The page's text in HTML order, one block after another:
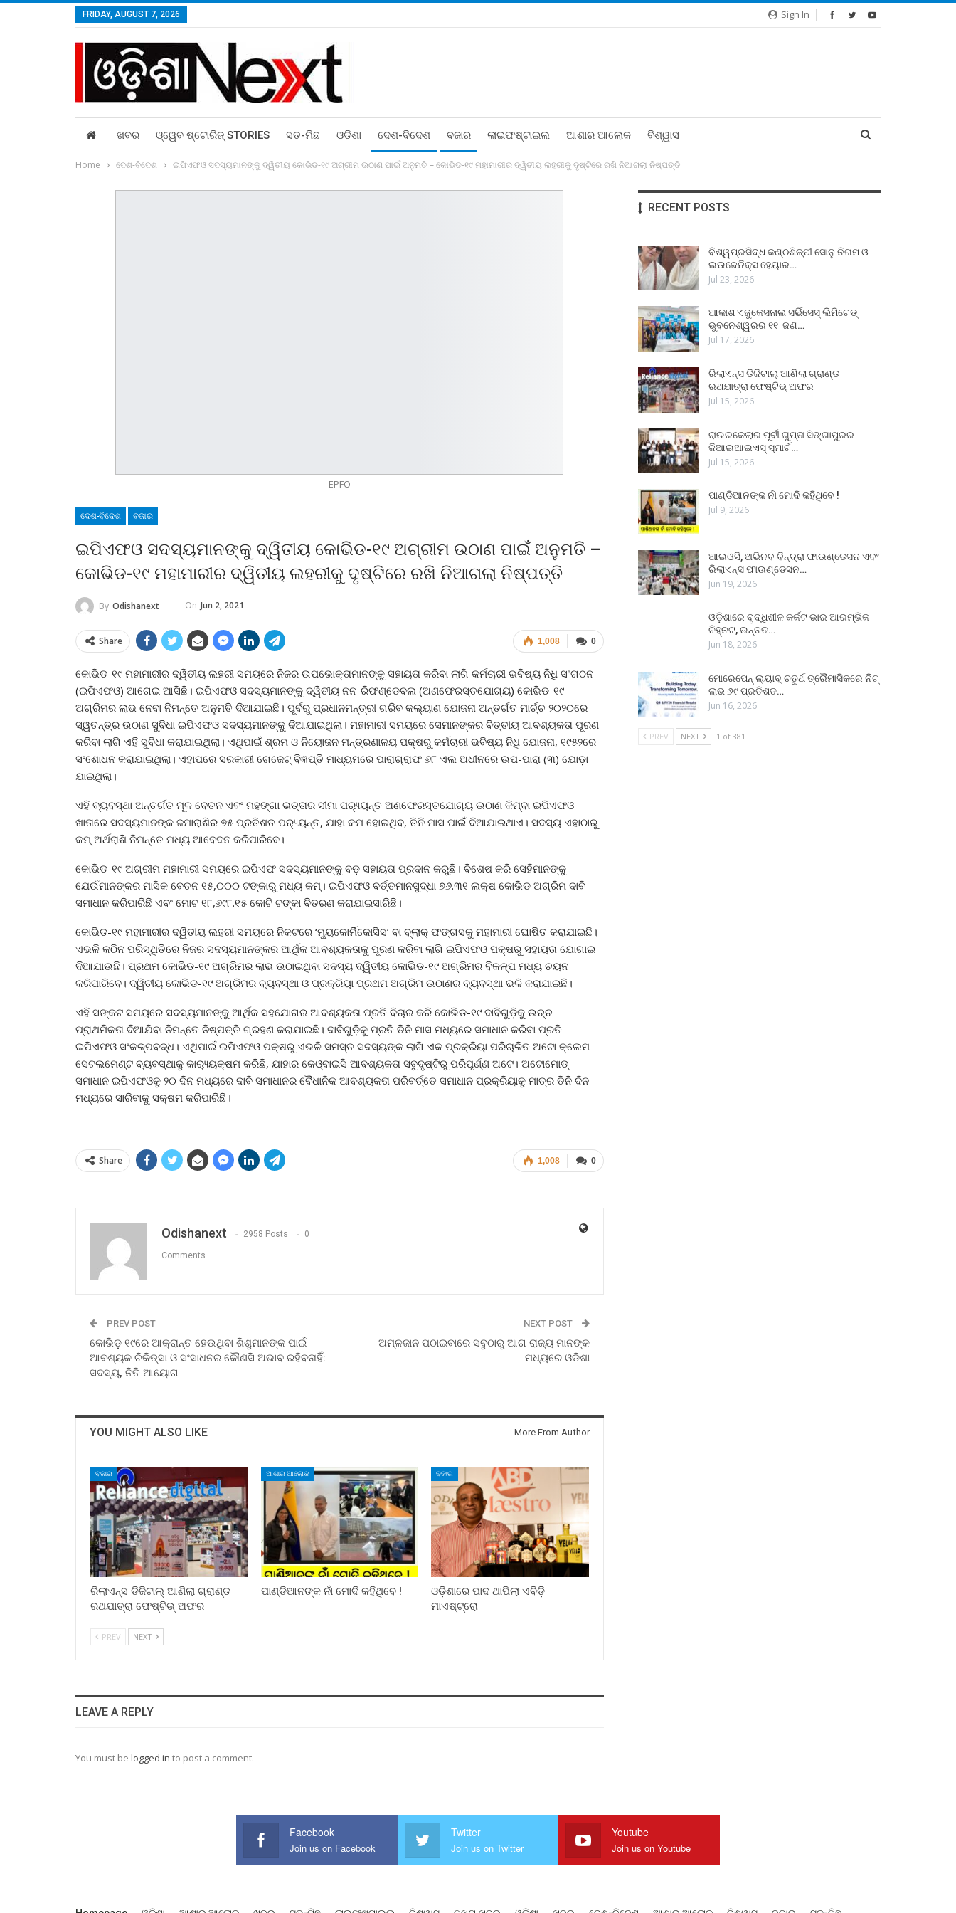
Sign In
FRIDAY, AUGUST 7, 2026
ଖବର ଓ୍ୱେବ ଷ୍ଟୋରିଜ୍‌ STORIES ସତ-ମିଛ ଓଡିଶା ଦେଶ-ବିଦେଶ ବଜାର ଲାଇଫଷ୍ଟାଇଲ ଆଶାର ଆଲୋକ ବିଶ୍ୱାସ
Home ଦେଶ-ବିଦେଶ ଇପିଏଫଓ ସଦସ୍ୟମାନଙ୍କୁ ଦ୍ୱିତୀୟ କୋଭିଡ-୧୯ ଅଗ୍ରୀମ ଉଠାଣ ପାଇଁ ଅନୁମତି – କୋଭିଡ-୧୯ ମହାମାରୀର ଦ୍ୱିତୀୟ ଲହରୀକୁ ଦୃଷ୍ଟିରେ ରଖି ନିଆଗଲା ନିଷ୍ପତ୍ତି
EPFO
ଦେଶ-ବିଦେଶ ବଜାର
ଇପିଏଫଓ ସଦସ୍ୟମାନଙ୍କୁ ଦ୍ୱିତୀୟ କୋଭିଡ-୧୯ ଅଗ୍ରୀମ ଉଠାଣ ପାଇଁ ଅନୁମତି –
କୋଭିଡ-୧୯ ମହାମାରୀର ଦ୍ୱିତୀୟ ଲହରୀକୁ ଦୃଷ୍ଟିରେ ରଖି ନିଆଗଲା ନିଷ୍ପତ୍ତି
By Odishanext On Jun 2, 2021
0
1,008
Share
କୋଭିଡ-୧୯ ମହାମାରୀର ଦ୍ୱିତୀୟ ଲହରୀ ସମୟରେ ନିଜର ଉପଭୋକ୍ତାମାନଙ୍କୁ ସହାୟତା କରିବା ଲାଗି କର୍ମଚାରୀ ଭବିଷ୍ୟ ନିଧି ସଂଗଠନ
(ଇପିଏଫଓ) ଆଗେଇ ଆସିଛି। ଇପିଏଫଓ ସଦସ୍ୟମାନଙ୍କୁ ଦ୍ୱିତୀୟ ନନ-ରିଫଣ୍ଡେବଲ (ଅଣଫେରସ୍ତଯୋଗ୍ୟ) କୋଭିଡ-୧୯
ଅଗ୍ରିମର ଲାଭ ନେବା ନିମନ୍ତେ ଅନୁମତି ଦିଆଯାଇଛି। ପୂର୍ବରୁ ପ୍ରଧାନମନ୍ତ୍ରୀ ଗରିବ କଲ୍ୟାଣ ଯୋଜନା ଅନ୍ତର୍ଗତ ମାର୍ଚ୍ଚ ୨୦୨୦ରେ
ସ୍ୱତନ୍ତ୍ର ଉଠାଣ ସୁବିଧା ଇପିଏଫଓ ସଦସ୍ୟମାନଙ୍କୁ ଦିଆଯାଇଥିଲା। ମହାମାରୀ ସମୟରେ ସେମାନଙ୍କର ବିତ୍ତୀୟ ଆବଶ୍ୟକତା ପୂରଣ
କରିବା ଲାଗି ଏହି ସୁବିଧା କରାଯାଇଥିଲା। ଏଥିପାଇଁ ଶ୍ରମ ଓ ନିୟୋଜନ ମନ୍ତ୍ରଣାଳୟ ପକ୍ଷରୁ କର୍ମଚାରୀ ଭବିଷ୍ୟ ନିଧି ଯୋଜନା, ୧୯୫୨ରେ
ସଂଶୋଧନ କରାଯାଇଥିଲା। ଏହାପରେ ସରକାରୀ ଗେଜେଟ୍ ବିଜ୍ଞପ୍ତି ମାଧ୍ୟମରେ ପାରାଗ୍ରାଫ ୬୮ ଏଲ ଅଧୀନରେ ଉପ-ପାରା (୩) ଯୋଡ଼ା
ଯାଇଥିଲା।
ଏହି ବ୍ୟବସ୍ଥା ଅନ୍ତର୍ଗତ ମୂଳ ବେତନ ଏବଂ ମହଙ୍ଗା ଭତ୍ତାର ସୀମା ପର‌୍ୟ୍ୟନ୍ତ ଅଣଫେରସ୍ତଯୋଗ୍ୟ ଉଠାଣ କିମ୍ବା ଇପିଏଫଓ
ଖାତାରେ ସଦସ୍ୟମାନଙ୍କ ଜମାରାଶିର ୭୫ ପ୍ରତିଶତ ପର‌୍ୟ୍ୟନ୍ତ, ଯାହା କମ ହୋଇଥିବ, ତିନି ମାସ ପାଇଁ ଦିଆଯାଇଥାଏ। ସଦସ୍ୟ ଏହାଠାରୁ
କମ୍ ଅର୍ଥରାଶି ନିମନ୍ତେ ମଧ୍ୟ ଆବେଦନ କରିପାରିବେ।
କୋଭିଡ-୧୯ ଅଗ୍ରୀମ ମହାମାରୀ ସମୟରେ ଇପିଏଫ ସଦସ୍ୟମାନଙ୍କୁ ବଡ଼ ସହାୟତା ପ୍ରଦାନ କରୁଛି। ବିଶେଷ କରି ସେହିମାନଙ୍କୁ
ଯେଉଁମାନଙ୍କର ମାସିକ ବେତନ ୧୫,୦୦୦ ଟଙ୍କାରୁ ମଧ୍ୟ କମ୍। ଇପିଏଫଓ ବର୍ତ୍ତମାନସୁଦ୍ଧା ୭୬.୩୧ ଲକ୍ଷ କୋଭିଡ ଅଗ୍ରିମ ଦାବି
ସମାଧାନ କରିପାରିଛି ଏବଂ ମୋଟ ୧୮,୬୯୮.୧୫ କୋଟି ଟଙ୍କା ବିତରଣ କରାଯାଇସାରିଛି।
କୋଭିଡ-୧୯ ମହାମାରୀର ଦ୍ୱିତୀୟ ଲହରୀ ସମୟରେ ନିକଟରେ ‘ମ୍ୟୁକୋର୍ମିକୋସିସ’ ବା ବ୍ଲାକ୍ ଫଙ୍ଗସକୁ ମହାମାରୀ ଘୋଷିତ କରାଯାଇଛି।
ଏଭଳି କଠିନ ପରିସ୍ଥିତିରେ ନିଜର ସଦସ୍ୟମାନଙ୍କର ଆର୍ଥିକ ଆବଶ୍ୟକତାକୁ ପୂରଣ କରିବା ଲାଗି ଇପିଏଫଓ ପକ୍ଷରୁ ସହାୟତା ଯୋଗାଇ
ଦିଆଯାଉଛି। ପ୍ରଥମ କୋଭିଡ-୧୯ ଅଗ୍ରିମର ଲାଭ ଉଠାଇଥିବା ସଦସ୍ୟ ଦ୍ୱିତୀୟ କୋଭିଡ-୧୯ ଅଗ୍ରିମର ବିକଳ୍ପ ମଧ୍ୟ ଚୟନ
କରିପାରିବେ। ଦ୍ୱିତୀୟ କୋଭିଡ-୧୯ ଅଗ୍ରିମର ବ୍ୟବସ୍ଥା ଓ ପ୍ରକ୍ରିୟା ପ୍ରଥମ ଅଗ୍ରିମ ଉଠାଣର ବ୍ୟବସ୍ଥା ଭଳି କରାଯାଇଛି।
ଏହି ସଙ୍କଟ ସମୟରେ ସଦସ୍ୟମାନଙ୍କୁ ଆର୍ଥିକ ସହଯୋଗର ଆବଶ୍ୟକତା ପ୍ରତି ବିଚାର କରି କୋଭିଡ-୧୯ ଦାବିଗୁଡ଼ିକୁ ଉଚ୍ଚ
ପ୍ରାଥମିକତା ଦିଆଯିବା ନିମନ୍ତେ ନିଷ୍ପତ୍ତି ଗ୍ରହଣ କରାଯାଇଛି। ଦାବିଗୁଡ଼ିକୁ ପ୍ରତି ତିନି ମାସ ମଧ୍ୟରେ ସମାଧାନ କରିବା ପ୍ରତି
ଇପିଏଫଓ ସଂକଳ୍ପବଦ୍ଧ। ଏଥିପାଇଁ ଇପିଏଫଓ ପକ୍ଷରୁ ଏଭଳି ସମସ୍ତ ସଦସ୍ୟଙ୍କ ଲାଗି ଏକ ପ୍ରକ୍ରିୟା ପରିଚାଳିତ ଅଟୋ କ୍ଲେମ
ସେଟଲମେଣ୍ଟ ବ୍ୟବସ୍ଥାକୁ କାର‌୍ୟ୍ୟକ୍ଷମ କରିଛି, ଯାହାର କେଓ୍ବାଇସି ଆବଶ୍ୟକତା ସବୁଦୃଷ୍ଟିରୁ ପରିପୂର୍ଣ୍ଣ ଅଟେ। ଅଟୋମୋଡ୍
ସମାଧାନ ଇପିଏଫଓକୁ ୨୦ ଦିନ ମଧ୍ୟରେ ଦାବି ସମାଧାନର ବୈଧାନିକ ଆବଶ୍ୟକତା ପରିବର୍ତ୍ତେ ସମାଧାନ ପ୍ରକ୍ରିୟାକୁ ମାତ୍ର ତିନି ଦିନ
ମଧ୍ୟରେ ସାରିବାକୁ ସକ୍ଷମ କରିପାରିଛି।
0
1,008
Share
Odishanext 2958 Posts 0
Comments
PREV POST
କୋଭିଡ଼ ୧୯ରେ ଆକ୍ରାନ୍ତ ହେଉଥିବା ଶିଶୁମାନଙ୍କ ପାଇଁ
ଆବଶ୍ୟକ ଚିକିତ୍ସା ଓ ସଂସାଧନର କୌଣସି ଅଭାବ ରହିବନାହିଁ:
ସଦସ୍ୟ, ନିତି ଆୟୋଗ
NEXT POST
ଅମ୍ଳଜାନ ପଠାଇବାରେ ସବୁଠାରୁ ଆଗ ରାଜ୍ୟ ମାନଙ୍କ
ମଧ୍ୟରେ ଓଡିଶା
YOU MIGHT ALSO LIKE More From Author
ବଜାର
ରିଲାଏନ୍ସ ଡିଜିଟାଲ୍ ଆଣିଲା ଗ୍ରାଣ୍ଡ
ରଥଯାତ୍ରା ଫେଷ୍ଟିଭ୍ ଅଫର
ଆଶାର ଆଲୋକ
ପାଣ୍ଡିଆନଙ୍କ ନାଁ ମୋଦି କହିଥିବେ !
ବଜାର
ଓଡ଼ିଶାରେ ପାଦ ଥାପିଲା ଏବିଡ଼ି
ମାଏଷ୍ଟ୍ରୋ
PREV NEXT
LEAVE A REPLY
You must be logged in to post a comment.
RECENT POSTS
ବିଶ୍ୱପ୍ରସିଦ୍ଧ କଣ୍ଠଶିଳ୍ପୀ ସୋନୁ ନିଗମ ଓ
ଇଉଜେନିକ୍ସ ହେୟାର…
Jul 23, 2026
ଆକାଶ ଏଜୁକେସନାଲ ସର୍ଭିସେସ୍ ଲିମିଟେଡ୍
ଭୁବନେଶ୍ୱରର ୧୧ ଜଣ…
Jul 17, 2026
ରିଲାଏନ୍ସ ଡିଜିଟାଲ୍ ଆଣିଲା ଗ୍ରାଣ୍ଡ
ରଥଯାତ୍ରା ଫେଷ୍ଟିଭ୍ ଅଫର
Jul 15, 2026
ରାଉରକେଲାର ପୂର୍ବୀ ଗୁପ୍ତା ସିଙ୍ଗାପୁରର
ଜିଆଇଆଇଏସ୍ ସ୍ମାର୍ଟ…
Jul 15, 2026
ପାଣ୍ଡିଆନଙ୍କ ନାଁ ମୋଦି କହିଥିବେ !
Jul 9, 2026
ଆଇଓସି, ଅଭିନବ ବିନ୍ଦ୍ରା ଫାଉଣ୍ଡେସନ ଏବଂ
ରିଲାଏନ୍ସ ଫାଉଣ୍ଡେସନ…
Jun 19, 2026
ଓଡ଼ିଶାରେ ବୃଦ୍ଧିଶୀଳ କର୍କଟ ଭାର ଆରମ୍ଭିକ
ଚିହ୍ନଟ, ଉନ୍ନତ…
Jun 18, 2026
ମୋରେପେନ୍ ଲ୍ୟାବ୍ ଚତୁର୍ଥ ତ୍ରୈମାସିକରେ ନିଟ୍
ଲାଭ ୬୯ ପ୍ରତିଶତ…
Jun 16, 2026
PREV NEXT 1 of 381
Facebook
Join us on Facebook
Twitter
Join us on Twitter
Youtube
Join us on Youtube